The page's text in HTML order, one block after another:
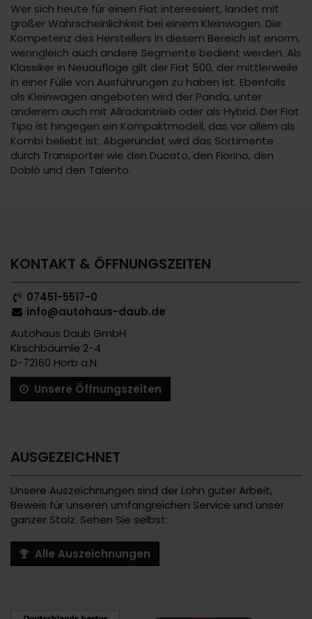
Wer sich heute für einen Fiat interessiert, landet mit
großer Wahrscheinlichkeit bei einem Kleinwagen. Die
Kompetenz des Herstellers in diesem Bereich ist enorm,
wenngleich auch andere Segmente bedient werden. Als
Klassiker in Neuauflage gilt der Fiat 500, der mittlerweile
in einer Fülle von Ausführungen zu haben ist. Ebenfalls
als Kleinwagen angeboten wird der Panda, unter
anderem auch mit Allradantrieb oder als Hybrid. Der Fiat
Tipo ist hingegen ein Kompaktmodell, das vor allem als
Kombi beliebt ist. Abgerundet wird das Sortimente
durch Transporter wie den Ducato, den Fiorino, den
Doblò und den Talento.
KONTAKT & ÖFFNUNGSZEITEN
07451-5517-0
info@autohaus-daub.de
Autohaus Daub GmbH
Kirschbäumle 2-4
D-72160 Horb a.N.
Unsere Öffnungszeiten
AUSGEZEICHNET
Unsere Auszeichnungen sind der Lohn guter Arbeit,
Beweis für unseren umfangreichen Service und unser
ganzer Stolz. Sehen Sie selbst:
Alle Auszeichnungen